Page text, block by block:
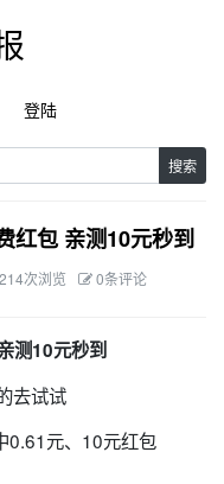
登陆
搜索
红包 亲测10元秒到
次浏览 0条评论
测10元秒到
去试试
0.61元、10元红包